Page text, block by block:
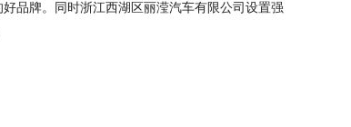
品牌。同时浙江西湖区丽滢汽车有限公司设置强